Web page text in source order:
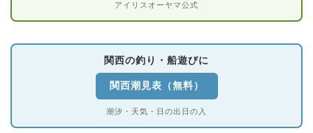
アイリスオーヤマ公式
関西の釣り・船遊びに
関西潮見表（無料）
潮汐・天気・日の出日の入